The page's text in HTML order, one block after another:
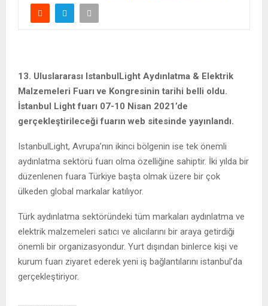
13. Uluslararası IstanbulLight Aydınlatma & Elektrik
Malzemeleri Fuarı ve Kongresinin tarihi belli oldu.
İstanbul Light fuarı 07-10 Nisan 2021’de
gerçekleştirileceği fuarın web sitesinde yayınlandı.
IstanbulLight, Avrupa’nın ikinci bölgenin ise tek önemli
aydınlatma sektörü fuarı olma özelliğine sahiptir. İki yılda bir
düzenlenen fuara Türkiye başta olmak üzere bir çok
ülkeden global markalar katılıyor.
Türk aydınlatma sektöründeki tüm markaları aydınlatma ve
elektrik malzemeleri satıcı ve alıcılarını bir araya getirdiği
önemli bir organizasyondur. Yurt dışından binlerce kişi ve
kurum fuarı ziyaret ederek yeni iş bağlantılarını istanbul’da
gerçekleştiriyor.